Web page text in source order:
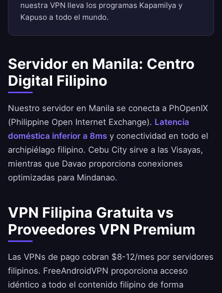
nuestra VPN lleva los programas Kapamilya y
Kapuso a todo el mundo.
Servidor en Manila: Centro
Digital Filipino
Nuestro servidor en Manila se conecta a PhOpenIX
(Philippine Open Internet Exchange). Latencia
doméstica inferior a 8ms y conectividad en todo el
archipiélago filipino. Cebu City sirve a las Visayas,
mientras que Davao proporciona conexiones
optimizadas para Mindanao.
VPN Filipina Gratuita vs
Proveedores VPN Premium
Las VPNs de pago cobran $8-12/mes por servidores
filipinos. FreeAndroidVPN proporciona acceso
idéntico a todo el contenido filipino de forma